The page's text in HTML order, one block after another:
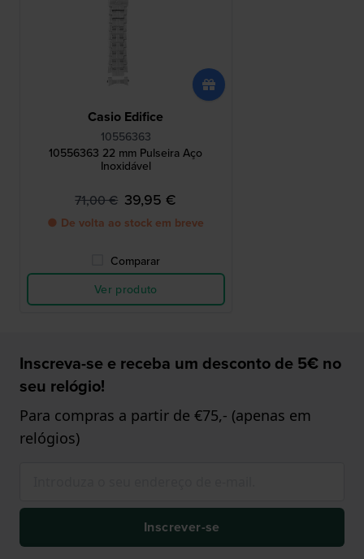
Casio Edifice
10556363
10556363 22 mm Pulseira Aço
Inoxidável
71,00 € 39,95 €
● De volta ao stock em breve
Comparar
Ver produto
Inscreva-se e receba um desconto de 5€ no
seu relógio!
Para compras a partir de €75,- (apenas em
relógios)
Inscrever-se